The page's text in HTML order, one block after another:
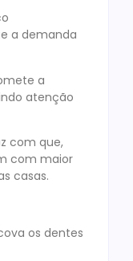
a demanda
a
atenção
com que,
com maior
casas.
os dentes